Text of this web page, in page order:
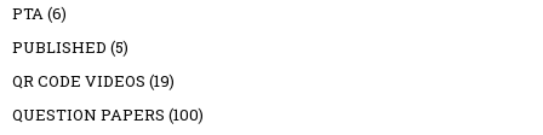
PTA(6)
PUBLISHED (5)
QR CODE VIDEOS (19)
QUESTION PAPERS (100)